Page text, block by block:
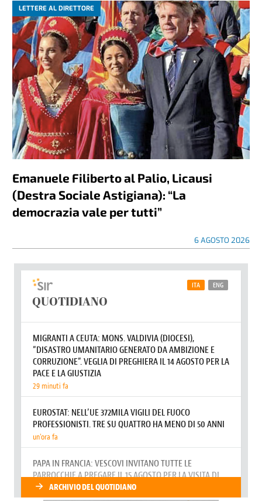
LETTERE AL DIRETTORE
Emanuele Filiberto al Palio, Licausi
(Destra Sociale Astigiana): “La
democrazia vale per tutti”
6 AGOSTO 2026